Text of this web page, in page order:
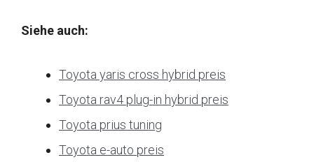
Siehe auch:
Toyota yaris cross hybrid preis
Toyota rav4 plug-in hybrid preis
Toyota prius tuning
Toyota e-auto preis